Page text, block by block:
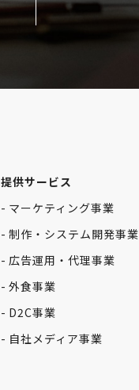
提供サービス
マーケティング事業
制作・システム開発事業
広告運用・代理事業
外食事業
D2C事業
自社メディア事業